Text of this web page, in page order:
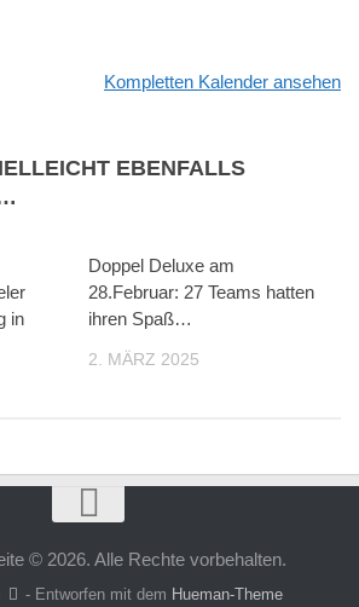
Kompletten Kalender ansehen
EBENFALLS
in
Doppel Deluxe am
28.Februar: 27 Teams hatten
ihren Spaß…
2. MÄRZ 2025
© 2026. Alle Rechte vorbehalten.
- Entworfen mit dem Hueman-Theme